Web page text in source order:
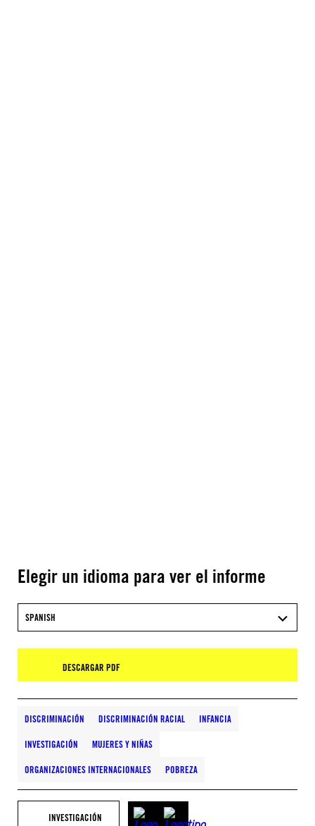
Elegir un idioma para ver el informe
SPANISH
DESCARGAR PDF
DISCRIMINACIÓN DISCRIMINACIÓN RACIAL INFANCIA
INVESTIGACIÓN MUJERES Y NIÑAS
ORGANIZACIONES INTERNACIONALES POBREZA
INVESTIGACIÓN